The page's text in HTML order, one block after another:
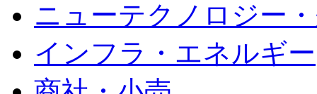
ニューテクノロジー
インフラ・エネルギー